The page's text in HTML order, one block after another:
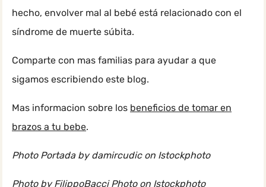
hecho, envolver mal al bebé está relacionado con el
síndrome de muerte súbita.
Comparte con mas familias para ayudar a que
sigamos escribiendo este blog.
Mas informacion sobre los beneficios de tomar en
brazos a tu bebe.
Photo Portada by damircudic on Istockphoto
Photo by FilippoBacci Photo on Istockphoto